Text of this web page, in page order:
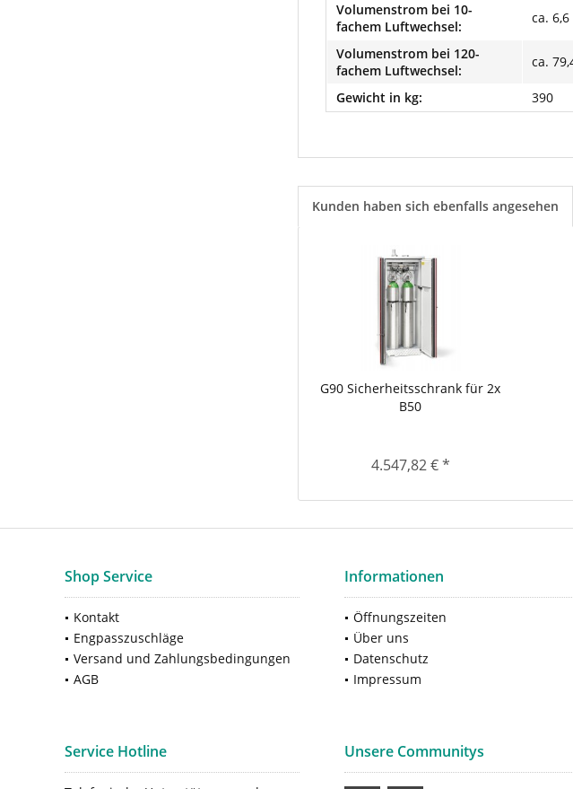
Volumenstrom bei 10-
fachem Luftwechsel:
ca.
Volumenstrom bei 120-
fachem Luftwechsel:
ca.
Gewicht in kg: 390
Kunden haben sich ebenfalls angesehen
G90 Sicherheitsschrank für 2x
B50
4.547,82 € *
Shop Service
Kontakt
Engpasszuschläge
Versand und Zahlungsbedingungen
AGB
Informationen
Öffnungszeiten
Über uns
Datenschutz
Impressum
Service Hotline Unsere Communitys